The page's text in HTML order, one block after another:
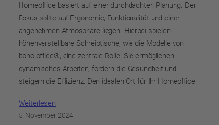
Homeoffice basiert auf einer durchdachten Planung. Der
Fokus sollte auf Ergonomie, Funktionalität und einer
angenehmen Atmosphäre liegen. Hierbei spielen
höhenverstellbare Schreibtische, wie die Modelle von
boho office®, eine zentrale Rolle. Sie ermöglichen
dynamisches Arbeiten, fördern die Gesundheit und
steigern die Effizienz. Den idealen Ort für Ihr Homeoffice
Weiterlesen
5. November 2024